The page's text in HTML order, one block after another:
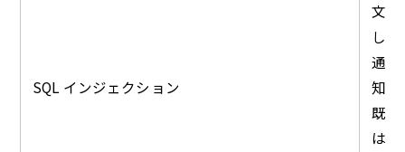
SQL インジェクション
文（
し
通常
知・
既知
は